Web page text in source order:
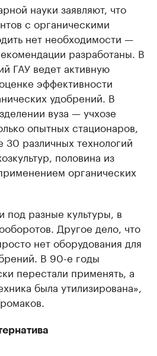
науки заявляют, что
с органическими
нет необходимости —
разработаны. В
ГАУ ведет активную
эффективности
удобрений. В
вуза — учхозе
опытных стационаров,
30 различных технологий
половина из
органических
под разные культуры, в
Другое дело, что
нет оборудования для
В 90-е годы
перестали применять, а
была утилизирована»,